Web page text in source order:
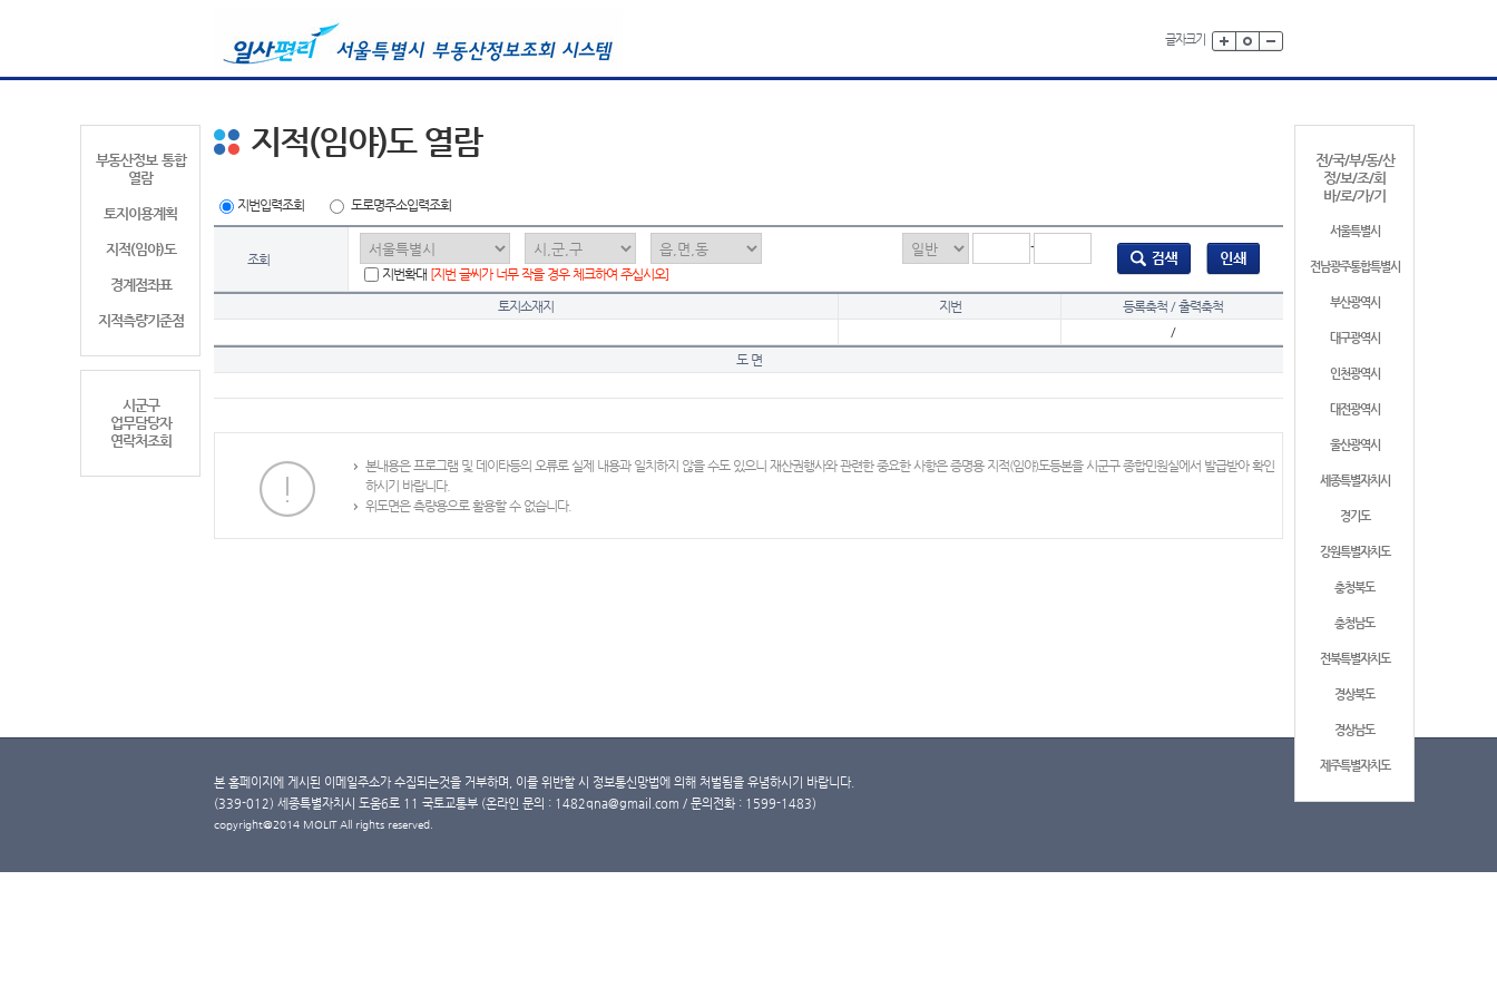
글자크기
부동산정보 통합
열람
토지이용계획
지적(임야)도
경계점좌표
지적측량기준점
시군구
업무담당자
연락처조회
전/국/부/동/산
정/보/조/회
바/로/가/기
서울특별시
전남광주통합특별시
부산광역시
대구광역시
인천광역시
대전광역시
울산광역시
세종특별자치시
경기도
강원특별자치도
충청북도
충청남도
전북특별자치도
경상북도
경상남도
제주특별자치도
지적(임야)도 열람
지번입력조회 도로명주소입력조회
조회
-
지번확대 [지번 글씨가 너무 작을 경우 체크하여 주십시오]
토지소재지 지번
등록축척 / 출력축척
/
도 면
본내용은 프로그램 및 데이타등의 오류로 실제 내용과 일치하지 않을 수도 있으니 재산권행사와 관련한 중요한 사항은 증명용 지적(임야)도등본을 시군구 종합민원실에서 발급받아 확인
하시기 바랍니다.
위도면은 측량용으로 활용할 수 없습니다.
본 홈페이지에 게시된 이메일주소가 수집되는것을 거부하며, 이를 위반할 시 정보통신망법에 의해 처벌됨을 유념하시기 바랍니다.
(339-012) 세종특별자치시 도움6로 11 국토교통부 (온라인 문의 : 1482qna@gmail.com / 문의전화 : 1599-1483)
copyright@2014 MOLIT All rights reserved.